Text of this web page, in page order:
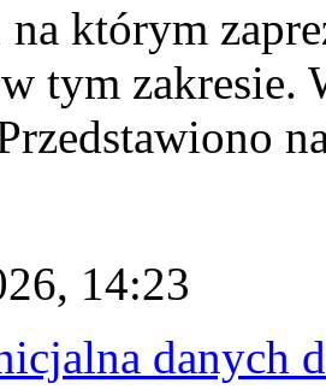
którym
tym zakresie.
14:23
danych